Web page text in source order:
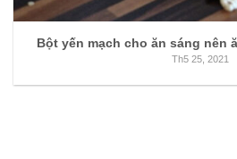
Bột yến mạch cho ăn sáng nên
Th5 25, 2021